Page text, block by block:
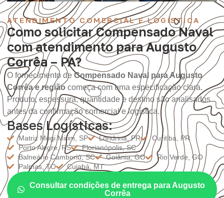
ATENDIMENTO COMERCIAL E LOGÍSTICA
Como solicitar Compensado Naval
com atendimento para Augusto
Corrêa – PA?
O fornecimento de Compensado Naval para Augusto
Corrêa e região começa com uma especificação clara.
Produto, espessura, quantidade e destino são analisados
antes da confirmação comercial e logística.
Bases Logísticas:
Matriz Mogi Mirim, SP Londrina, PR
Curitiba, PR
Porto Alegre, RS
Florianópolis, SC
Balneário Camboriú, SC
Goiânia, GO
Rio Verde, GO
Palmas, TO
Cuiabá, MT
Consultar condições de entrega para Augusto
Corrêa